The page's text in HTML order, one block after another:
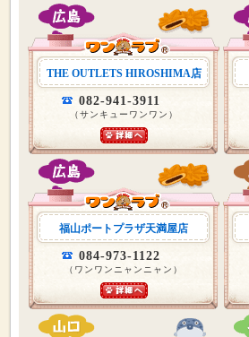
THE OUTLETS HIROSHIMA店
082-941-3911
（サンキューワンワン）
福山ポートプラザ天満屋店
084-973-1122
（ワンワンニャンニャン）